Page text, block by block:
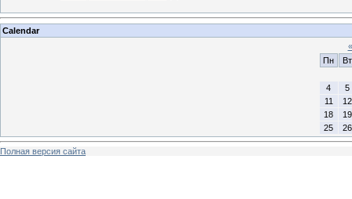
Calendar
«
Пн
Вт
4
5
11
12
18
19
25
26
Полная версия сайта